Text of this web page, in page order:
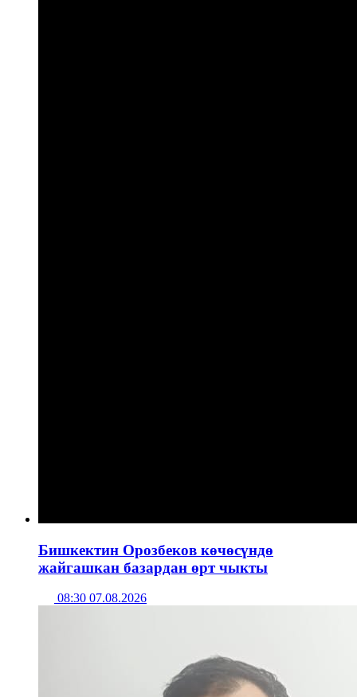
Бишкектин Орозбеков көчөсүндө
жайгашкан базардан өрт чыкты
08:30 07.08.2026